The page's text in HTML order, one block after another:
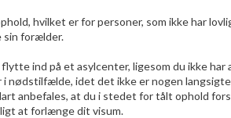
hvilket er for personer, som ikke har
sin forælder.
ind på et asylcenter, ligesom du ikke
idet det ikke er nogen
anbefales, at du i stedet for tålt ophold
at forlænge dit visum.